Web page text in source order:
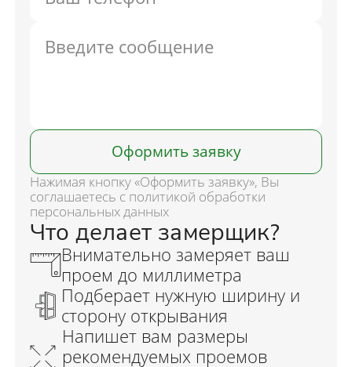
Оформить заявку
Нажимая кнопку «Оформить заявку», Вы
соглашаетесь с политикой обработки
персональных данных